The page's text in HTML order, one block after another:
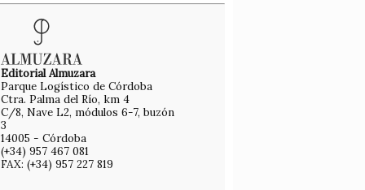
Editorial Almuzara
Parque Logístico de Córdoba
Ctra. Palma del Río, km 4
C/8, Nave L2, módulos 6-7, buzón
3
14005 - Córdoba
(+34) 957 467 081
FAX: (+34) 957 227 819